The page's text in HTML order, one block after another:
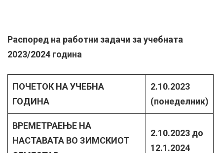
Распоред на работни задачи за учебната
2023/2024 година
ПОЧЕТОК НА УЧЕБНА
ГОДИНА
2.10.2023
(понеделник)
ВРЕМЕТРАЕЊЕ НА
НАСТАВАТА ВО ЗИМСКИОТ
2.10.2023 до
12.1.2024